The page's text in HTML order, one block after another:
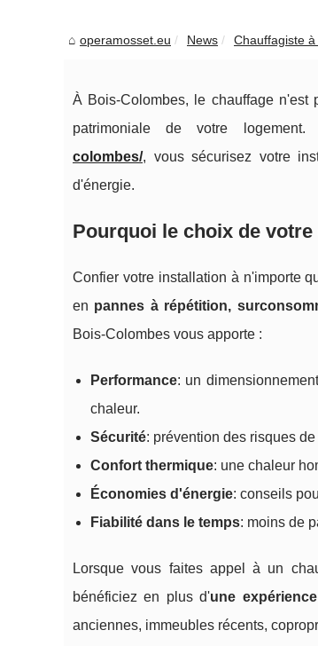
operamosset.eu News Chauffagiste à
À Bois-Colombes, le chauffage
patrimoniale de votre
colombes/, vous sécurisez votre
d'énergie.
Pourquoi le choix de
Confier votre installation à n'importe
en pannes à répétition,
Bois-Colombes vous apporte :
Performance: un
chaleur.
Sécurité: prévention des risques
Confort thermique: une chaleur
Économies d'énergie: conseils
Fiabilité dans le temps: moins de
Lorsque vous faites appel à un
bénéficiez en plus d'une
anciennes, immeubles récents,